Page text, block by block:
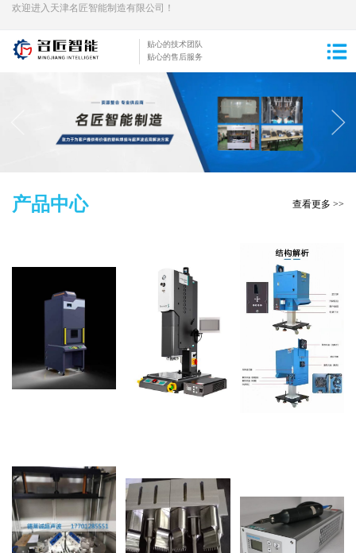
欢迎进入天津名匠智能制造有限公司！
贴心的技术团队
贴心的售后服务
产品中心 查看更多 >>